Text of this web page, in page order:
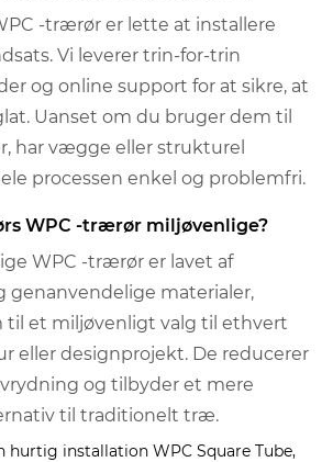
-trærør er lette at installere
Vi leverer trin-for-trin
og online support for at sikre, at
Uanset om du bruger dem til
har vægge eller strukturel
processen enkel og problemfri.
WPC -trærør miljøvenlige?
WPC -trærør er lavet af
materialer,
til et miljøvenligt valg til ethvert
eller designprojekt. De reducerer
og tilbyder et mere
til traditionelt træ.
hurtig installation WPC Square Tube,